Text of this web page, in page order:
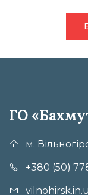
ГО
м.
+380 (50)